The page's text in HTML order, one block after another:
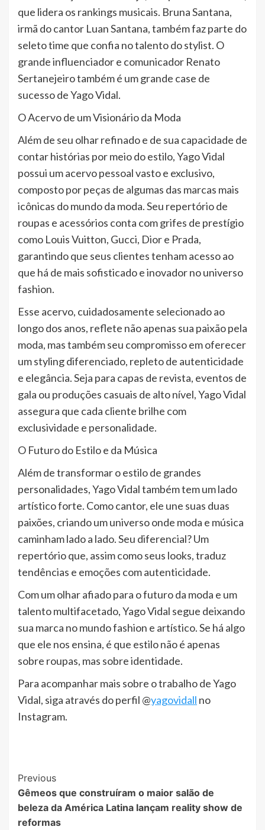
que lidera os rankings musicais. Bruna Santana,
irmã do cantor Luan Santana, também faz parte do
seleto time que confia no talento do stylist. O
grande influenciador e comunicador Renato
Sertanejeiro também é um grande case de
sucesso de Yago Vidal.
O Acervo de um Visionário da Moda
Além de seu olhar refinado e de sua capacidade de
contar histórias por meio do estilo, Yago Vidal
possui um acervo pessoal vasto e exclusivo,
composto por peças de algumas das marcas mais
icônicas do mundo da moda. Seu repertório de
roupas e acessórios conta com grifes de prestígio
como Louis Vuitton, Gucci, Dior e Prada,
garantindo que seus clientes tenham acesso ao
que há de mais sofisticado e inovador no universo
fashion.
Esse acervo, cuidadosamente selecionado ao
longo dos anos, reflete não apenas sua paixão pela
moda, mas também seu compromisso em oferecer
um styling diferenciado, repleto de autenticidade
e elegância. Seja para capas de revista, eventos de
gala ou produções casuais de alto nível, Yago Vidal
assegura que cada cliente brilhe com
exclusividade e personalidade.
O Futuro do Estilo e da Música
Além de transformar o estilo de grandes
personalidades, Yago Vidal também tem um lado
artístico forte. Como cantor, ele une suas duas
paixões, criando um universo onde moda e música
caminham lado a lado. Seu diferencial? Um
repertório que, assim como seus looks, traduz
tendências e emoções com autenticidade.
Com um olhar afiado para o futuro da moda e um
talento multifacetado, Yago Vidal segue deixando
sua marca no mundo fashion e artístico. Se há algo
que ele nos ensina, é que estilo não é apenas
sobre roupas, mas sobre identidade.
Para acompanhar mais sobre o trabalho de Yago
Vidal, siga através do perfil @yagovidall no
Instagram.
Post
Navigation
Previous
Gêmeos que construíram o maior salão de
beleza da América Latina lançam reality show de
reformas